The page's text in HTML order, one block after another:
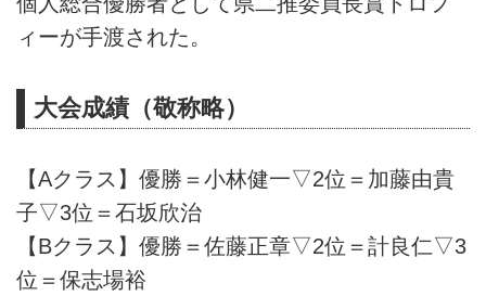
ィーが手渡された。
大会成績（敬称略）
【Aクラス】優勝＝小林健一▽2位＝加藤由貴
子▽3位＝石坂欣治
【Bクラス】優勝＝佐藤正章▽2位＝計良仁▽3
位＝保志場裕